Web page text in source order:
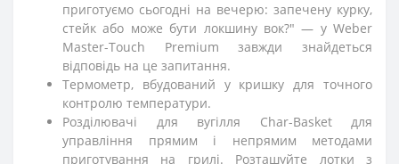
приготуємо сьогодні на вечерю: запечену курку,
стейк або може бути локшину вок?" — у Weber
Master-Touch Premium завжди знайдеться
відповідь на це запитання.
Термометр, вбудований у кришку для точного
контролю температури.
Розділювачі для вугілля Char-Basket для
управління прямим і непрямим методами
приготування на грилі. Розташуйте лотки з